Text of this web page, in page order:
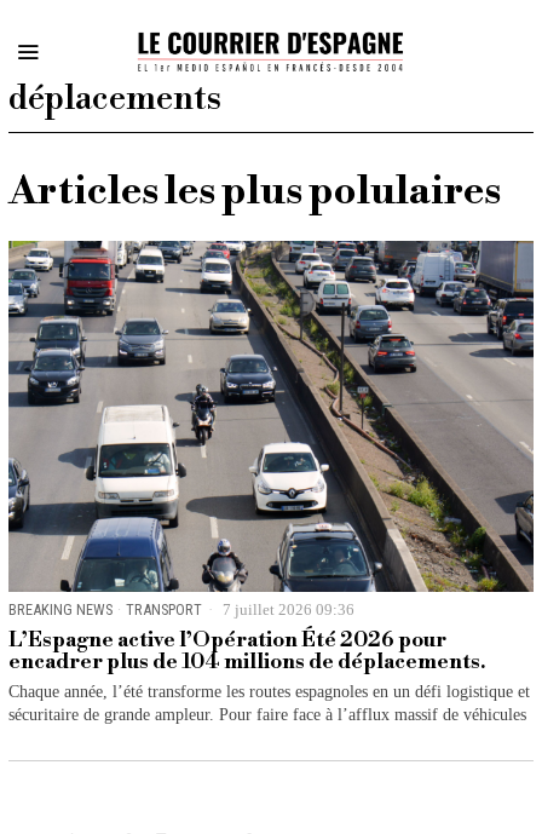
déplacements
Articles les plus polulaires
BREAKING NEWS · TRANSPORT 7 juillet 2026 09:36
L’Espagne active l’Opération Été 2026 pour
encadrer plus de 104 millions de déplacements.
Chaque année, l’été transforme les routes espagnoles en un défi logistique et
sécuritaire de grande ampleur. Pour faire face à l’afflux massif de véhicules